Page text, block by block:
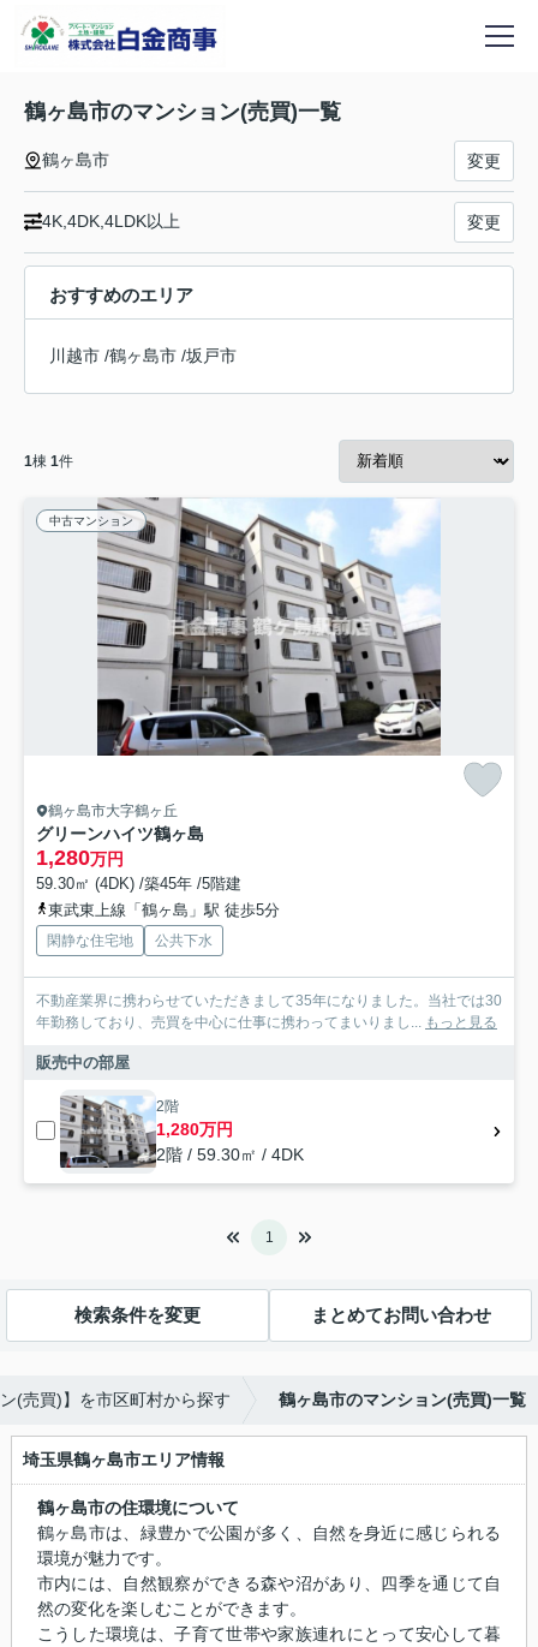
鶴ヶ島市のマンション(売買)一覧
鶴ヶ島市 変更
4K,4DK,4LDK以上 変更
おすすめのエリア
川越市 /鶴ヶ島市 /坂戸市
1棟 1件
中古マンション
鶴ヶ島市大字鶴ヶ丘
グリーンハイツ鶴ヶ島
1,280万円
59.30㎡ (4DK) /築45年 /5階建
東武東上線「鶴ヶ島」駅 徒歩5分
閑静な住宅地 公共下水
不動産業界に携わらせていただきまして35年になりました。当社では30
年勤務しており、売買を中心に仕事に携わってまいりまし...
もっと見る
販売中の部屋
2階
1,280万円
2階 / 59.30㎡ / 4DK
1
検索条件を変更 まとめてお問い合わせ
(売買)】を市区町村から探す 鶴ヶ島市のマンション(売買)一覧
埼玉県鶴ヶ島市エリア情報
鶴ヶ島市の住環境について
鶴ヶ島市は、緑豊かで公園が多く、自然を身近に感じられる
環境が魅力です。
市内には、自然観察ができる森や沼があり、四季を通じて自
然の変化を楽しむことができます。
こうした環境は、子育て世帯や家族連れにとって安心して暮